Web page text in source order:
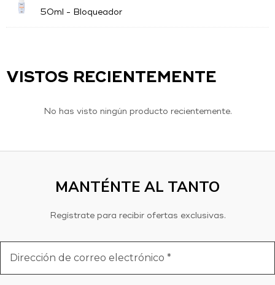
50ml - Bloqueador
VISTOS RECIENTEMENTE
No has visto ningún producto recientemente.
MANTÉNTE AL TANTO
Regístrate para recibir ofertas exclusivas.
de